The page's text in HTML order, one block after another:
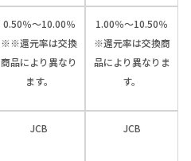
0.50％～10.00％
※※還元率は交換
商品により異なり
ます。
1.00％～10.50％
※還元率は交換商
品により異なりま
す。
JCB JCB